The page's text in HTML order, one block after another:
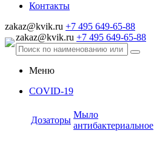
Контакты
zakaz@kvik.ru +7 495 649-65-88
zakaz@kvik.ru +7 495 649-65-88
Меню
COVID-19
Дозаторы
Мыло
антибактериальное